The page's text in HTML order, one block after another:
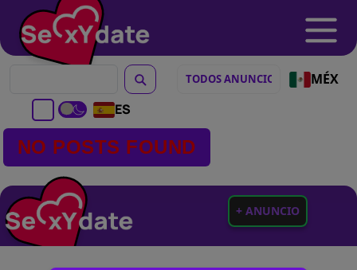
MÉX
ES
NO POSTS FOUND
+ ANUNCIO